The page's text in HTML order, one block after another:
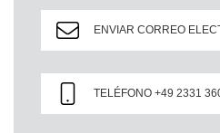
ENVIAR CORREO
TELÉFONO +49 2331